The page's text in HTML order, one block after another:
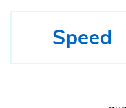
Speed